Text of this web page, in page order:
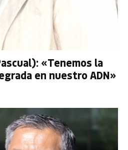
«Tenemos la
en nuestro ADN»